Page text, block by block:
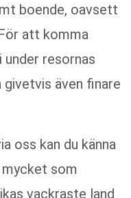
boende, oavsett
att komma
under resornas
även finare
oss kan du känna
som
vackraste land